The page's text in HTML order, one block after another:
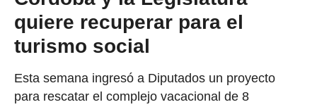
quiere recuperar para el
turismo social
Esta semana ingresó a Diputados un proyecto
para rescatar el complejo vacacional de 8